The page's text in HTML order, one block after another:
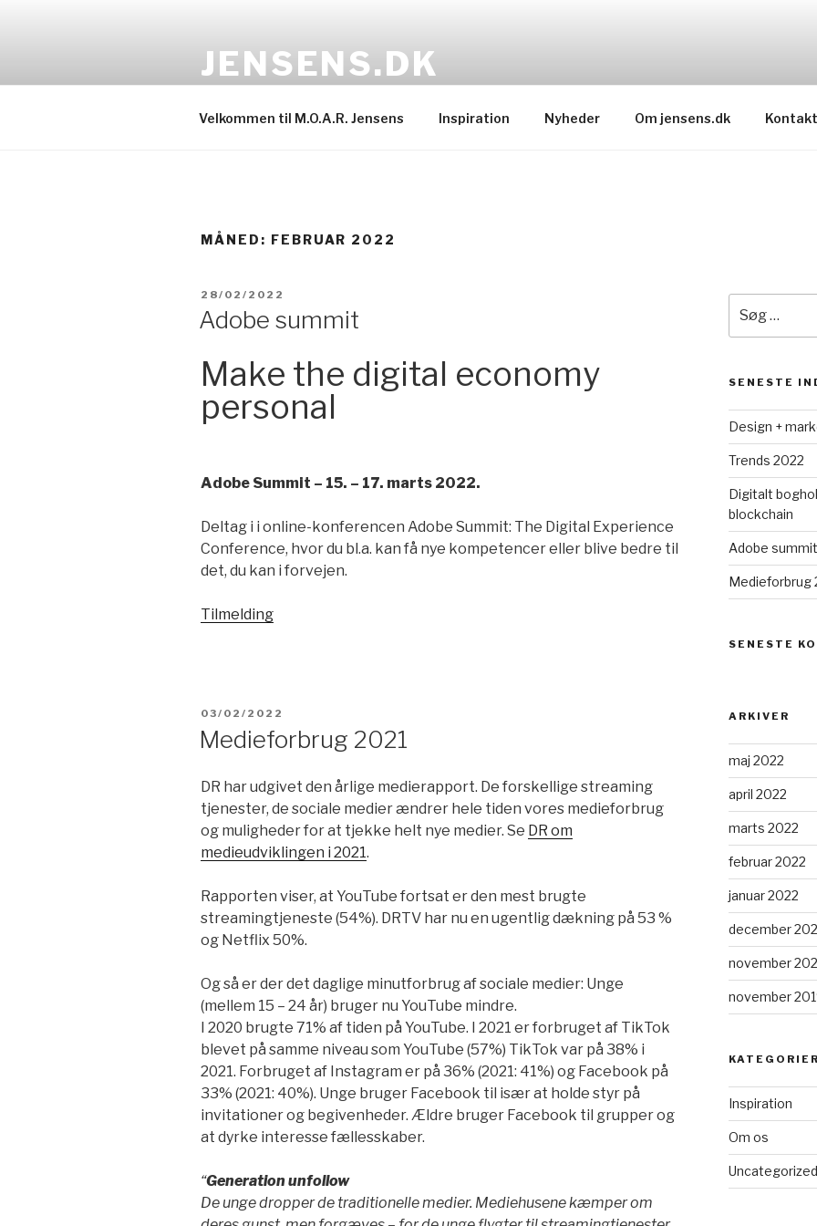
JENSENS.DK
Velkommen til M.O.A.R. Jensens Inspiration Nyheder Om jensens.dk Kontakt
MÅNED: FEBRUAR 2022
UDGIVET
28/02/2022
Adobe summit
Make the digital economy
personal
Adobe Summit – 15. – 17. marts 2022.
Deltag i i online-konferencen Adobe Summit: The Digital Experience
Conference, hvor du bl.a. kan få nye kompetencer eller blive bedre til
det, du kan i forvejen.
Tilmelding
UDGIVET
03/02/2022
Medieforbrug 2021
DR har udgivet den årlige medierapport. De forskellige streaming
tjenester, de sociale medier ændrer hele tiden vores medieforbrug
og muligheder for at tjekke helt nye medier. Se DR om
medieudviklingen i 2021.
Rapporten viser, at YouTube fortsat er den mest brugte
streamingtjeneste (54%). DRTV har nu en ugentlig dækning på 53 %
og Netflix 50%.
Og så er der det daglige minutforbrug af sociale medier: Unge
(mellem 15 – 24 år) bruger nu YouTube mindre.
I 2020 brugte 71% af tiden på YouTube. I 2021 er forbruget af TikTok
blevet på samme niveau som YouTube (57%) TikTok var på 38% i
2021. Forbruget af Instagram er på 36% (2021: 41%) og Facebook på
33% (2021: 40%). Unge bruger Facebook til især at holde styr på
invitationer og begivenheder. Ældre bruger Facebook til grupper og
at dyrke interesse fællesskaber.
“Generation unfollow
De unge dropper de traditionelle medier. Mediehusene kæmper om
efter:
SENESTE
Design +
Trends 2022
Digitalt
blockchain
Adobe summit
Medieforbrug
SENESTE
ARKIVER
maj 2022
april 2022
marts 2022
februar 2022
januar 2022
december
november
november
KATEGORIER
Inspiration
Om os
Uncategorized